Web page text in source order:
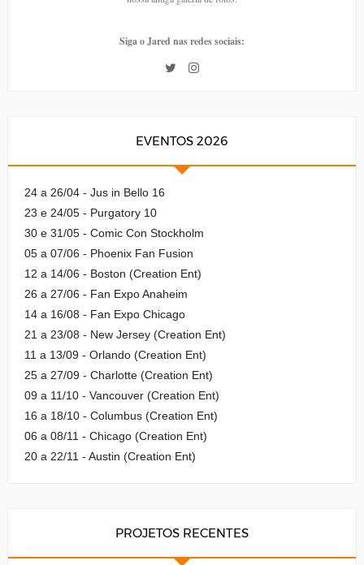
Siga o Jared nas redes sociais:
EVENTOS 2026
24 a 26/04 - Jus in Bello 16
23 e 24/05 - Purgatory 10
30 e 31/05 - Comic Con Stockholm
05 a 07/06 - Phoenix Fan Fusion
12 a 14/06 - Boston (Creation Ent)
26 a 27/06 - Fan Expo Anaheim
14 a 16/08 - Fan Expo Chicago
21 a 23/08 - New Jersey (Creation Ent)
11 a 13/09 - Orlando (Creation Ent)
25 a 27/09 - Charlotte (Creation Ent)
09 a 11/10 - Vancouver (Creation Ent)
16 a 18/10 - Columbus (Creation Ent)
06 a 08/11 - Chicago (Creation Ent)
20 a 22/11 - Austin (Creation Ent)
PROJETOS RECENTES